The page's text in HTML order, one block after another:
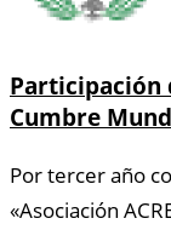
Participación
Cumbre
Por tercer año
«Asociación